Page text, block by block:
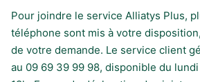
Pour joindre le service Alliatys Plus,
téléphone sont mis à votre
de votre demande. Le service client
au 09 69 39 99 98, disponible du